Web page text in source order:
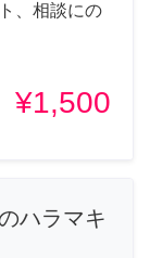
、相談にの
¥1,500
ハラマキ